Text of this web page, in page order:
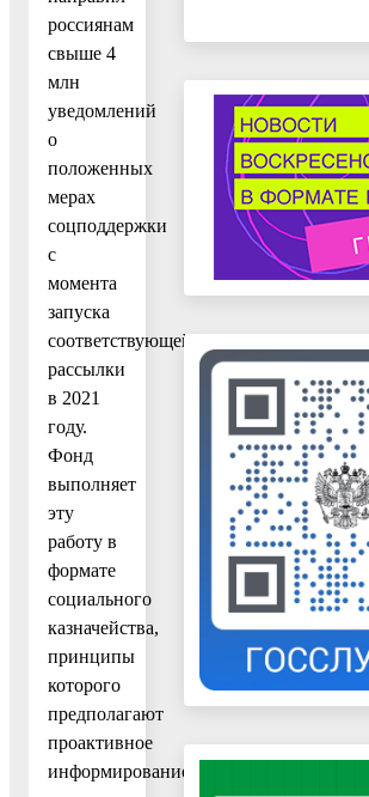
россиянам
свыше 4
млн
уведомлений
о
положенных
мерах
соцподдержки
с
момента
запуска
соответствующей
рассылки
в 2021
году.
Фонд
выполняет
эту
работу в
формате
социального
казначейства,
принципы
которого
предполагают
проактивное
информирование